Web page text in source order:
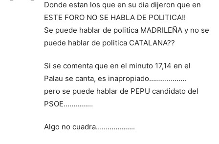
Donde estan los que en su dia dijeron que en
ESTE FORO NO SE HABLA DE POLITICA!!
Se puede hablar de politica MADRILEÑA y no se
puede hablar de politica CATALANA??
Si se comenta que en el minuto 17,14 en el
Palau se canta, es inapropiado……………….
pero se puede hablar de PEPU candidato del
PSOE……………
Algo no cuadra………………..